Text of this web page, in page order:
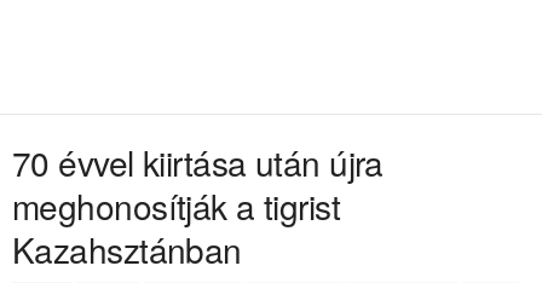
70 évvel kiirtása után újra
meghonosítják a tigrist
Kazahsztánban